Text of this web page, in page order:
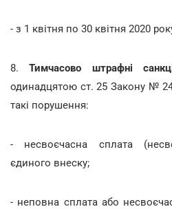
- з 1 квітня по 30 квітня 2020
8.Тимчасово штрафні
одинадцятою ст. 25 Закону №
такі порушення:
- несвоєчасна сплата
єдиного внеску;
- неповна сплата або